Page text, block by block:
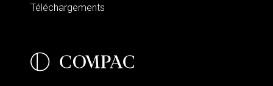
Téléchargements